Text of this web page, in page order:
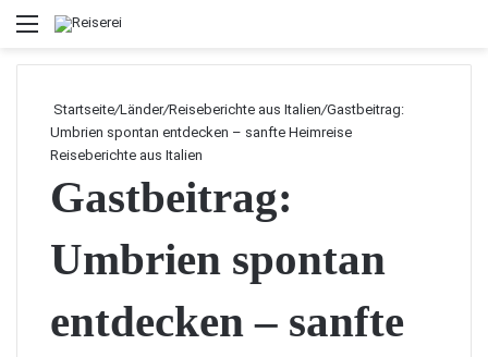
Menü
Startseite/Länder/Reiseberichte aus Italien/Gastbeitrag:
Umbrien spontan entdecken – sanfte Heimreise
Reiseberichte aus Italien
Gastbeitrag:
Umbrien spontan
entdecken – sanfte